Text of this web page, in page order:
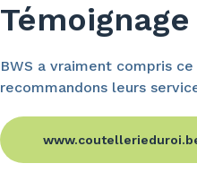
Témoignage
BWS a vraiment compris
recommandons leurs